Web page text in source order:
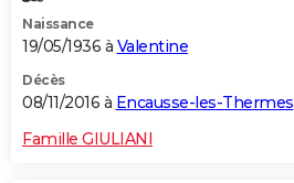
Naissance
19/05/1936 à Valentine
Décès
08/11/2016 à Encausse-les-Thermes
Famille GIULIANI